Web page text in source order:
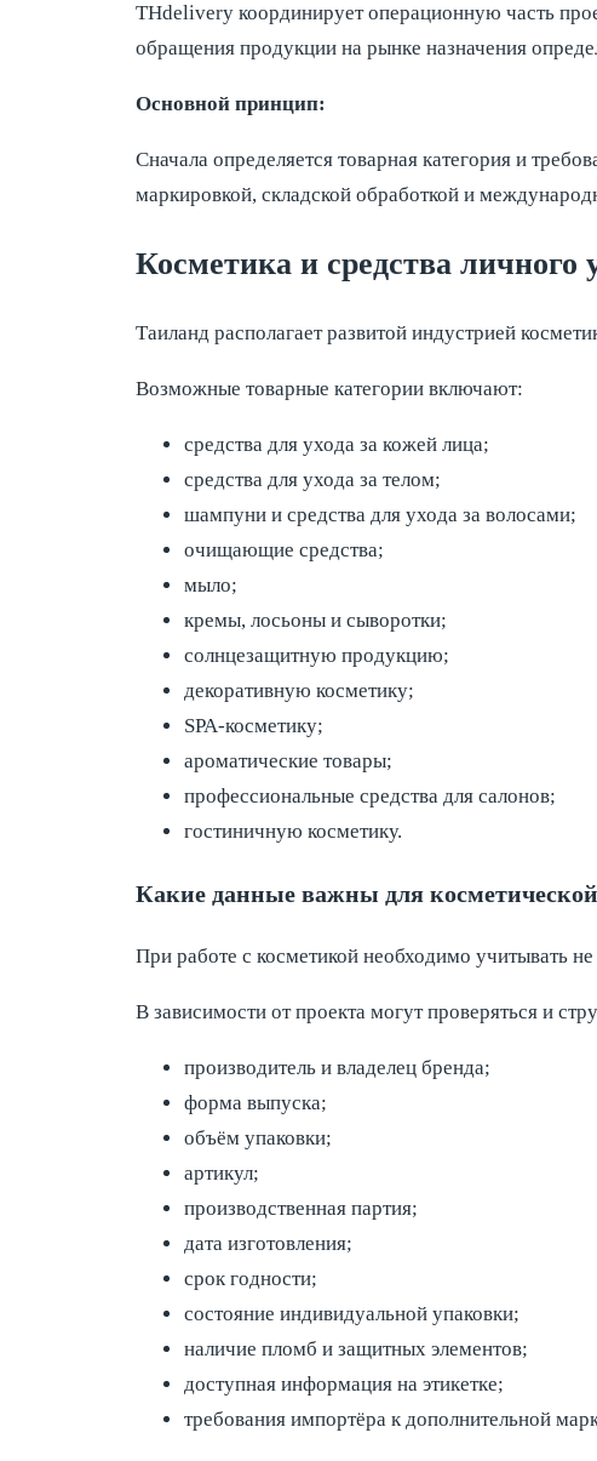
THdelivery координирует операционную часть
обращения продукции на рынке назначения
Основной принцип:
Сначала определяется товарная категория и
маркировкой, складской обработкой и
Косметика и средства личного
Таиланд располагает развитой индустрией
Возможные товарные категории включают:
средства для ухода за кожей лица;
средства для ухода за телом;
шампуни и средства для ухода за волосами;
очищающие средства;
мыло;
кремы, лосьоны и сыворотки;
солнцезащитную продукцию;
декоративную косметику;
SPA-косметику;
ароматические товары;
профессиональные средства для салонов;
гостиничную косметику.
Какие данные важны для
При работе с косметикой необходимо учитывать не
В зависимости от проекта могут проверяться и
производитель и владелец бренда;
форма выпуска;
объём упаковки;
артикул;
производственная партия;
дата изготовления;
срок годности;
состояние индивидуальной упаковки;
наличие пломб и защитных элементов;
доступная информация на этикетке;
требования импортёра к дополнительной